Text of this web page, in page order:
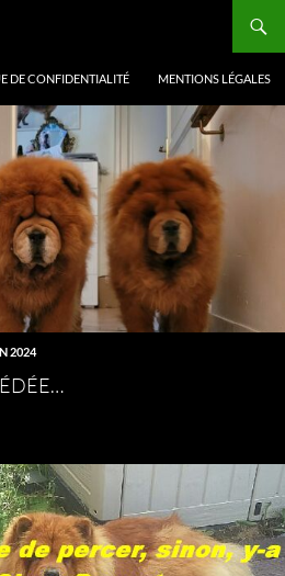
DE CONFIDENTIALITÉ MENTIONS LÉGALES
2024